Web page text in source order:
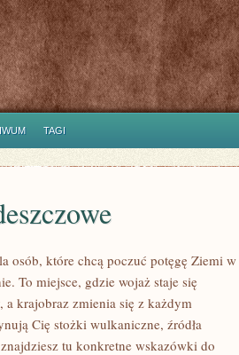
TAGI
osób, które chcą poczuć potęgę Ziemi w
To miejsce, gdzie wojaż staje się
a krajobraz zmienia się z każdym
Cię stożki wulkaniczne, źródła
tu konkretne wskazówki do